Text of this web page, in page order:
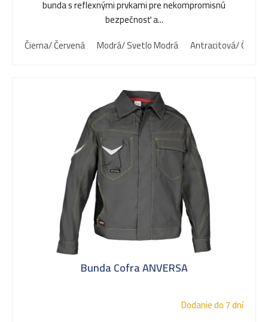
bunda s reflexnými prvkami pre nekompromisnú
bezpečnosť a...
Čierna/ Červená
Modrá/ Svetlo Modrá Antracitová/ Čierna
Bunda Cofra ANVERSA
Dodanie do 7 dní